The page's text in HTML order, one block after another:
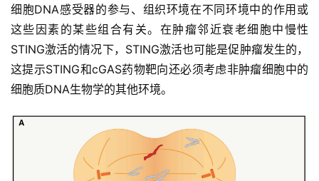
细胞DNA感受器的参与、组织环境在不同环境中的作用或
这些因素的某些组合有关。在肿瘤邻近衰老细胞中慢性
STING激活的情况下，STING激活也可能是促肿瘤发生的，
这提示STING和cGAS药物靶向还必须考虑非肿瘤细胞中的
细胞质DNA生物学的其他环境。